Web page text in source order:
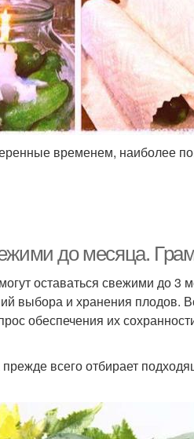
временем, наиболее
до месяца.
оставаться свежими до 3
выбора и хранения плодов.
обеспечения их
всего отбирает